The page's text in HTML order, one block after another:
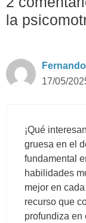
la
Fernando
17/05/
¡Qué
gruesa en el
fundamental
habilidades
mejor en
recurso que
profundiza en